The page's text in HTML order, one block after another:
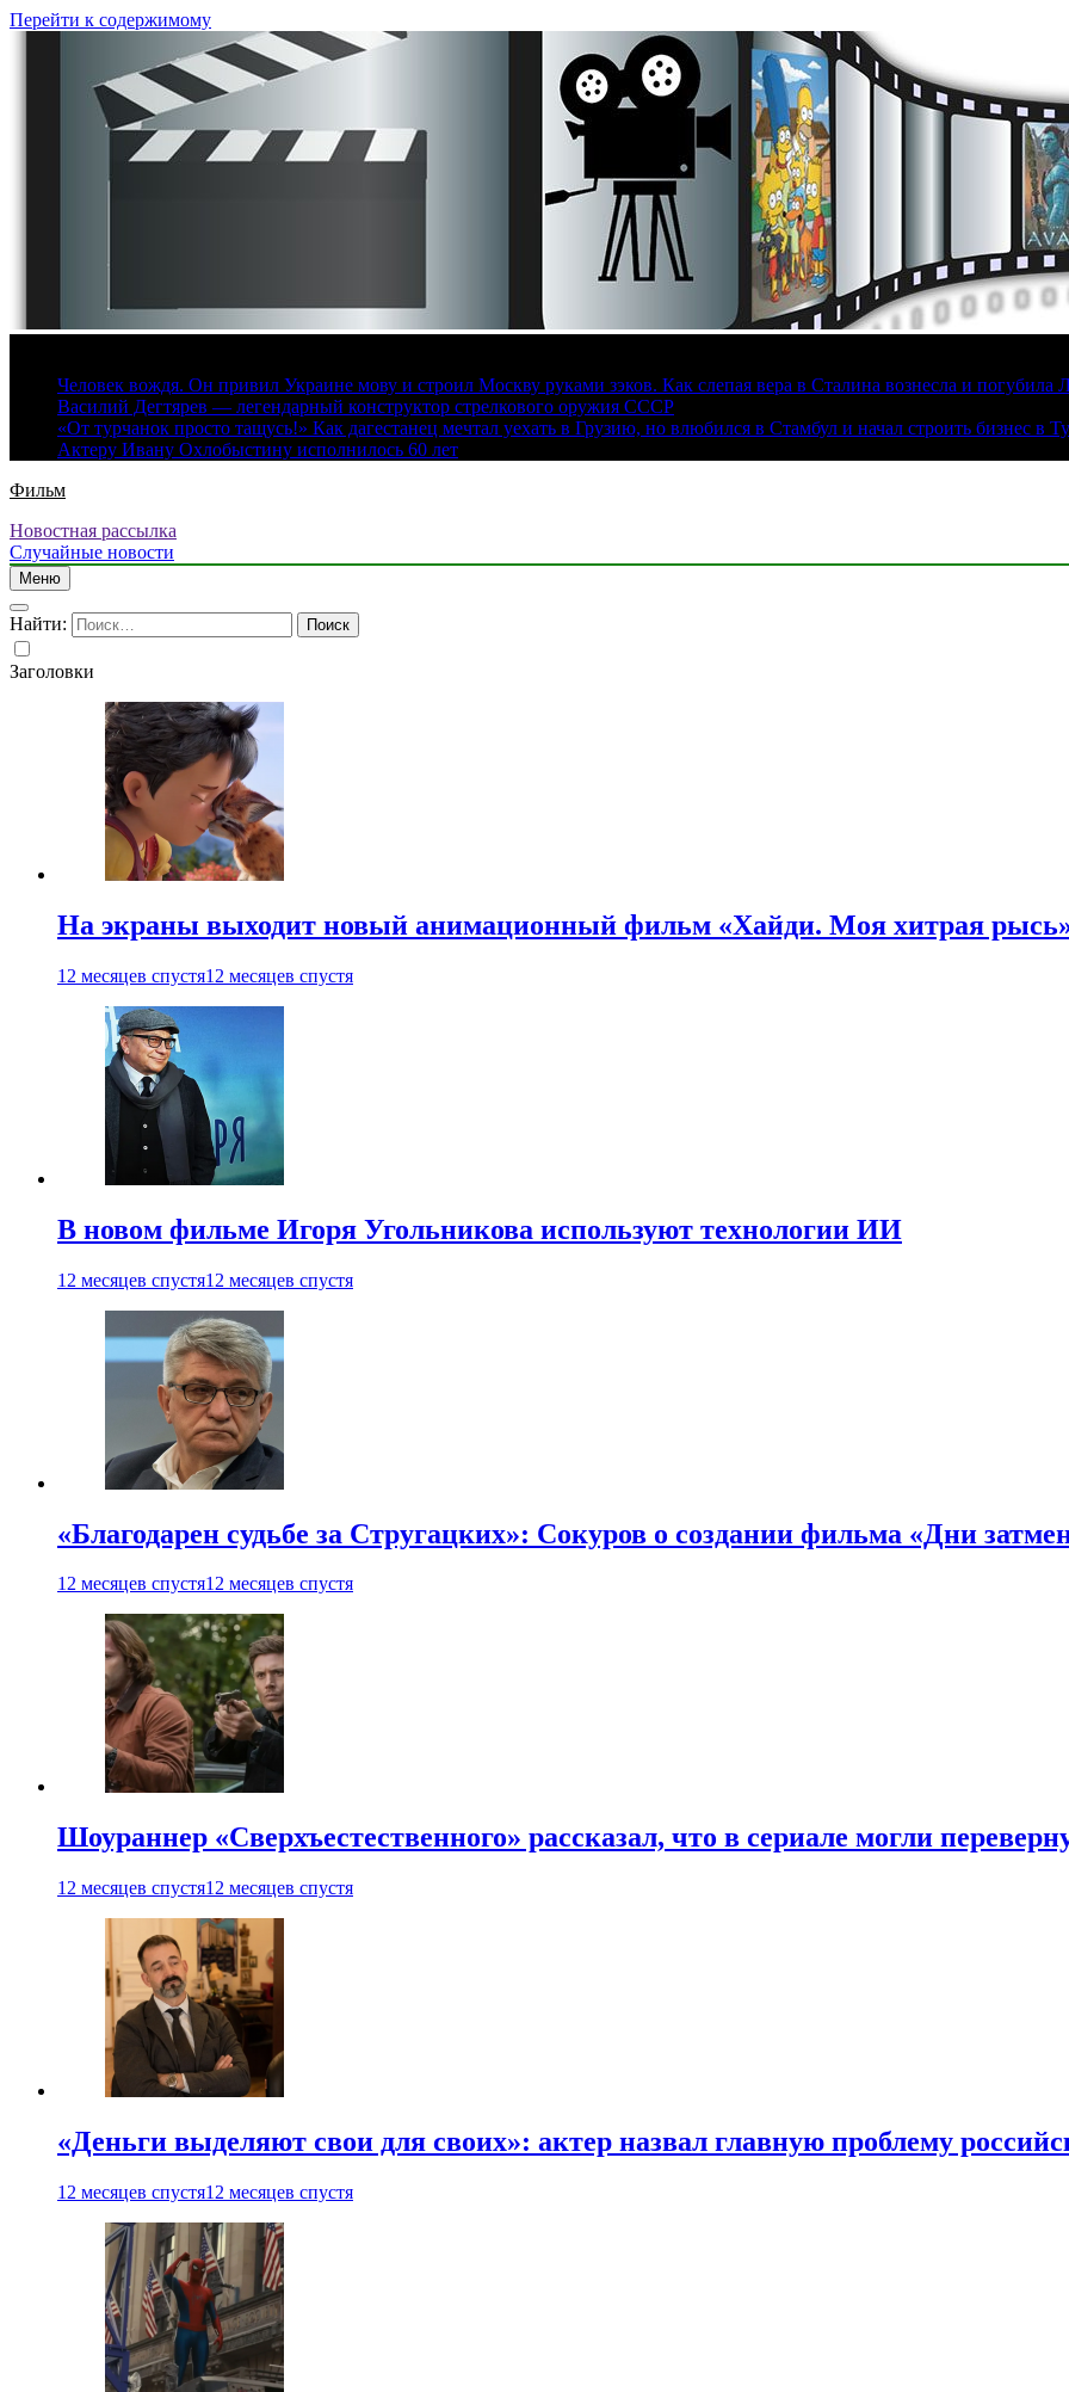
Перейти к содержимому
Человек вождя. Он привил Украине мову и строил Москву руками зэков. Как слепая вера в Сталина вознесла и погубила
Василий Дегтярев — легендарный конструктор стрелкового оружия СССР
«От турчанок просто тащусь!» Как дагестанец мечтал уехать в Грузию, но влюбился в Стамбул и начал строить бизнес в
Актеру Ивану Охлобыстину исполнилось 60 лет
Фильм
Новостная рассылка
Случайные новости
Меню
Найти:
Заголовки
На экраны выходит новый анимационный фильм «Хайди. Моя хитрая
12 месяцев спустя12 месяцев спустя
В новом фильме Игоря Угольникова используют технологии ИИ
12 месяцев спустя12 месяцев спустя
«Благодарен судьбе за Стругацких»: Сокуров о создании фильма «Дни
12 месяцев спустя12 месяцев спустя
Шоураннер «Сверхъестественного» рассказал, что в сериале могли
12 месяцев спустя12 месяцев спустя
«Деньги выделяют свои для своих»: актер назвал главную проблему
12 месяцев спустя12 месяцев спустя